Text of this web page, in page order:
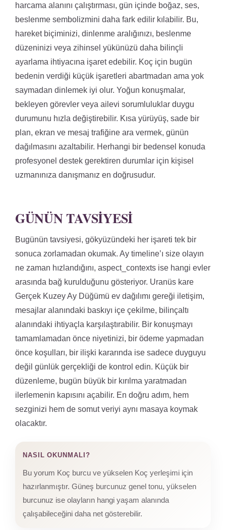
harcama alanını çalıştırması, gün içinde boğaz, ses,
beslenme sembolizmini daha fark edilir kılabilir. Bu,
hareket biçiminizi, dinlenme aralığınızı, beslenme
düzeninizi veya zihinsel yükünüzü daha bilinçli
ayarlama ihtiyacına işaret edebilir. Koç için bugün
bedenin verdiği küçük işaretleri abartmadan ama yok
saymadan dinlemek iyi olur. Yoğun konuşmalar,
bekleyen görevler veya ailevi sorumluluklar duygu
durumunu hızla değiştirebilir. Kısa yürüyüş, sade bir
plan, ekran ve mesaj trafiğine ara vermek, günün
dağılmasını azaltabilir. Herhangi bir bedensel konuda
profesyonel destek gerektiren durumlar için kişisel
uzmanınıza danışmanız en doğrusudur.
GÜNÜN TAVSIYESI
Bugünün tavsiyesi, gökyüzündeki her işareti tek bir
sonuca zorlamadan okumak. Ay timeline’ı size olayın
ne zaman hızlandığını, aspect_contexts ise hangi evler
arasında bağ kurulduğunu gösteriyor. Uranüs kare
Gerçek Kuzey Ay Düğümü ev dağılımı gereği iletişim,
mesajlar alanındaki baskıyı içe çekilme, bilinçaltı
alanındaki ihtiyaçla karşılaştırabilir. Bir konuşmayı
tamamlamadan önce niyetinizi, bir ödeme yapmadan
önce koşulları, bir ilişki kararında ise sadece duyguyu
değil günlük gerçekliği de kontrol edin. Küçük bir
düzenleme, bugün büyük bir kırılma yaratmadan
ilerlemenin kapısını açabilir. En doğru adım, hem
sezginizi hem de somut veriyi aynı masaya koymak
olacaktır.
NASIL OKUNMALI?
Bu yorum Koç burcu ve yükselen Koç yerleşimi için
hazırlanmıştır. Güneş burcunuz genel tonu, yükselen
burcunuz ise olayların hangi yaşam alanında
çalışabileceğini daha net gösterebilir.